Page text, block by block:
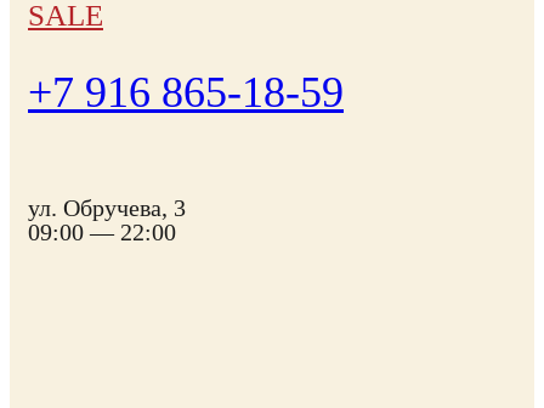
SALE
+7 916 865-18-59
ул. Обручева, 3
09:00 — 22:00